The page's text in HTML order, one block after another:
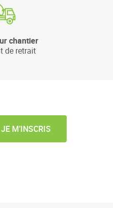
chantier
de retrait
JE M’INSCRIS